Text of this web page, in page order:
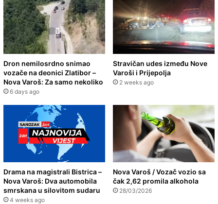
Dron nemilosrdno snimao
vozače na deonici Zlatibor –
Nova Varoš: Za samo nekoliko
6 days ago
Stravičan udes između Nove
Varoši i Prijepolja
2 weeks ago
Drama na magistrali Bistrica –
Nova Varoš: Dva automobila
smrskana u silovitom sudaru
4 weeks ago
Nova Varoš / Vozač vozio sa
čak 2,62 promila alkohola
28/03/2026